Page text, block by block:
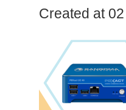
Created at